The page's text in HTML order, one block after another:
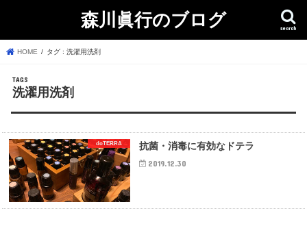
森川眞行のブログ search
HOME タグ : 洗濯用洗剤
洗濯用洗剤
doTERRA 抗菌・消毒に有効なドテラ
2019.12.30